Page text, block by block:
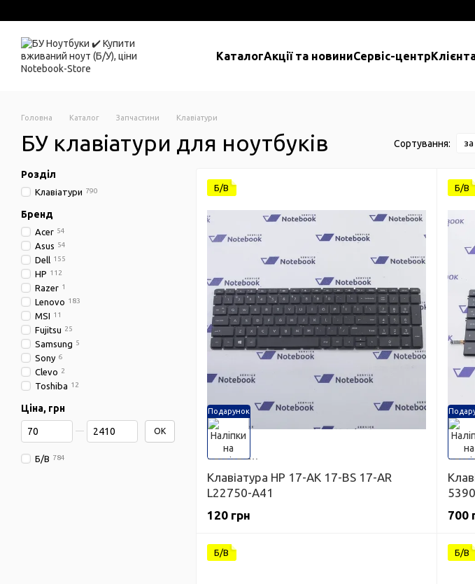
КаталогАкції та новиниСервіс-центр
Головна Каталог Запчастини Клавіатури
БУ клавіатури для ноутбуків Сортування:
Подарунок
Б/В
Клавіатура HP 17-AK 17-BS 17-AR
L22750-A41
120 грн
Б/В
700
Б/В Б/В
Розділ
Клавіатури 790
Бренд
Acer 54
Asus 54
Dell 155
HP 112
Razer 1
Lenovo 183
MSI 11
Fujitsu 25
Samsung 5
Sony 6
Clevo 2
Toshiba 12
Ціна, грн
Від Ціна, грн
До Ціна, грн OK
Б/В 784